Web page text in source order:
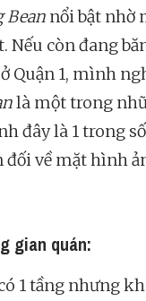
Bean nổi bật nhờ
Nếu còn đang
Quận 1, mình
là một trong
đây là 1 trong
đối về mặt hình
gian quán:
1 tầng nhưng